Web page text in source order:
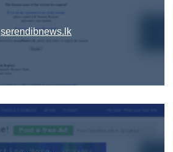
serendibnews.lk